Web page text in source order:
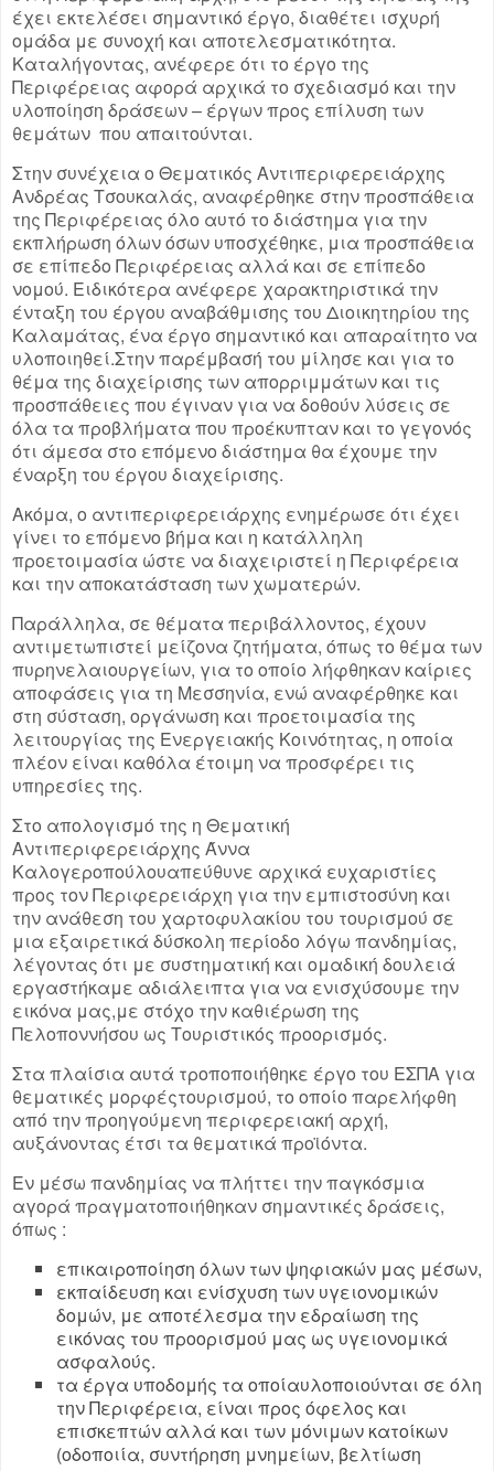
έχει εκτελέσει σημαντικό έργο, διαθέτει ισχυρή
ομάδα με συνοχή και αποτελεσματικότητα.
Καταλήγοντας, ανέφερε ότι το έργο της
Περιφέρειας αφορά αρχικά το σχεδιασμό και την
υλοποίηση δράσεων – έργων προς επίλυση των
θεμάτων που απαιτούνται.
Στην συνέχεια ο Θεματικός Αντιπεριφερειάρχης
Ανδρέας Τσουκαλάς, αναφέρθηκε στην προσπάθεια
της Περιφέρειας όλο αυτό το διάστημα για την
εκπλήρωση όλων όσων υποσχέθηκε, μια προσπάθεια
σε επίπεδο Περιφέρειας αλλά και σε επίπεδο
νομού. Ειδικότερα ανέφερε χαρακτηριστικά την
ένταξη του έργου αναβάθμισης του Διοικητηρίου της
Καλαμάτας, ένα έργο σημαντικό και απαραίτητο να
υλοποιηθεί.Στην παρέμβασή του μίλησε και για το
θέμα της διαχείρισης των απορριμμάτων και τις
προσπάθειες που έγιναν για να δοθούν λύσεις σε
όλα τα προβλήματα που προέκυπταν και το γεγονός
ότι άμεσα στο επόμενο διάστημα θα έχουμε την
έναρξη του έργου διαχείρισης.
Ακόμα, ο αντιπεριφερειάρχης ενημέρωσε ότι έχει
γίνει το επόμενο βήμα και η κατάλληλη
προετοιμασία ώστε να διαχειριστεί η Περιφέρεια
και την αποκατάσταση των χωματερών.
Παράλληλα, σε θέματα περιβάλλοντος, έχουν
αντιμετωπιστεί μείζονα ζητήματα, όπως το θέμα των
πυρηνελαιουργείων, για το οποίο λήφθηκαν καίριες
αποφάσεις για τη Μεσσηνία, ενώ αναφέρθηκε και
στη σύσταση, οργάνωση και προετοιμασία της
λειτουργίας της Ενεργειακής Κοινότητας, η οποία
πλέον είναι καθόλα έτοιμη να προσφέρει τις
υπηρεσίες της.
Στο απολογισμό της η Θεματική
Αντιπεριφερειάρχης Άννα
Καλογεροπούλουαπεύθυνε αρχικά ευχαριστίες
προς τον Περιφερειάρχη για την εμπιστοσύνη και
την ανάθεση του χαρτοφυλακίου του τουρισμού σε
μια εξαιρετικά δύσκολη περίοδο λόγω πανδημίας,
λέγοντας ότι με συστηματική και ομαδική δουλειά
εργαστήκαμε αδιάλειπτα για να ενισχύσουμε την
εικόνα μας,με στόχο την καθιέρωση της
Πελοποννήσου ως Τουριστικός προορισμός.
Στα πλαίσια αυτά τροποποιήθηκε έργο του ΕΣΠΑ για
θεματικές μορφέςτουρισμού, το οποίο παρελήφθη
από την προηγούμενη περιφερειακή αρχή,
αυξάνοντας έτσι τα θεματικά προϊόντα.
Εν μέσω πανδημίας να πλήττει την παγκόσμια
αγορά πραγματοποιήθηκαν σημαντικές δράσεις,
όπως :
επικαιροποίηση όλων των ψηφιακών μας μέσων,
εκπαίδευση και ενίσχυση των υγειονομικών
δομών, με αποτέλεσμα την εδραίωση της
εικόνας του προορισμού μας ως υγειονομικά
ασφαλούς.
τα έργα υποδομής τα οποίαυλοποιούνται σε όλη
την Περιφέρεια, είναι προς όφελος και
επισκεπτών αλλά και των μόνιμων κατοίκων
(οδοποιία, συντήρηση μνημείων, βελτίωση